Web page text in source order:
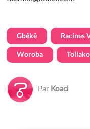
Gbêkê Racines
Woroba
Par Koaci